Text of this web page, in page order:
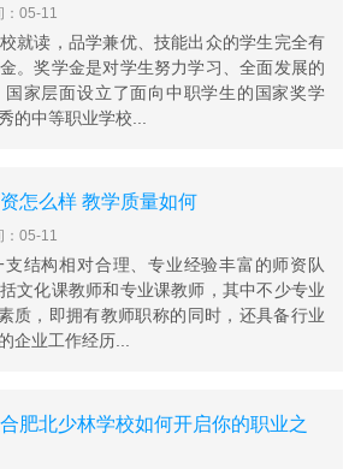
市人民政府亳政秘[2017]97号文件精
级职业中学”更名为“安徽省蒙城建筑
属普通中等专业学校。
一期建设项目总投资9.2亿元，建筑面
堂等在内的27个单体项目以及室外足
475人，具有高级职称252人，双师型
高级工程师、高级农艺师等兼职教师2
人数12000人左右。
和谐校园建设，团组织、学生会和学
展览;还组织学生到校外参观、学习和
长才干，丰富人生，为走向社会、适
：05-11
就读，品学兼优、技能出众的学生完全有
。奖学金是对学生努力学习、全面发展的
家层面设立了面向中职学生的国家奖学
的中等职业学校...
怎么样 教学质量如何
：05-11
结构相对合理、专业经验丰富的师资队
文化课教师和专业课教师，其中不少专业
质，即拥有教师职称的同时，还具备行业
企业工作经历...
肥北少林学校如何开启你的职业之